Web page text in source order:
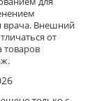
врача. Внешний
от
товаров